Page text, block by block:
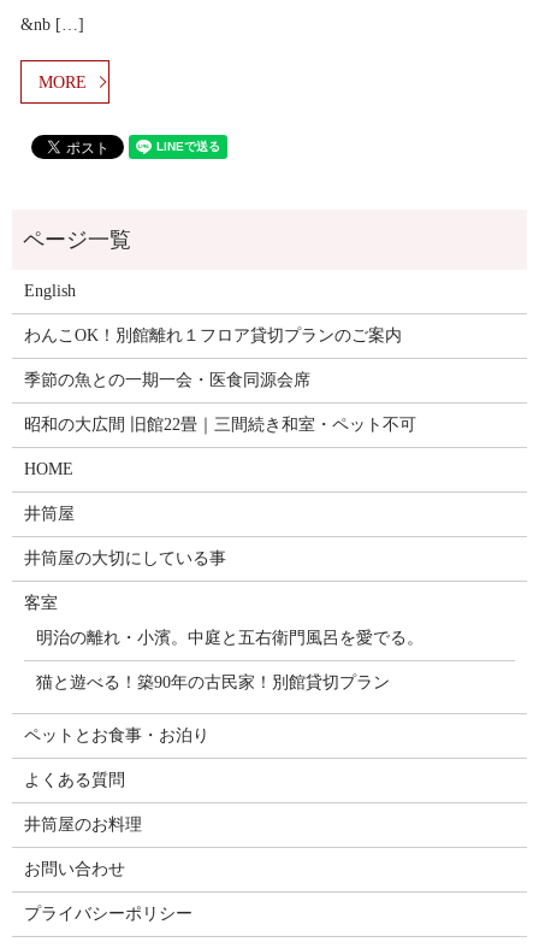
&nb […]
MORE
English
わんこOK！別館離れ１フロア貸切プランのご案内
季節の魚との一期一会・医食同源会席
昭和の大広間 旧館22畳｜三間続き和室・ペット不可
HOME
井筒屋
井筒屋の大切にしている事
客室
明治の離れ・小濱。中庭と五右衛門風呂を愛でる。
猫と遊べる！築90年の古民家！別館貸切プラン
ペットとお食事・お泊り
よくある質問
井筒屋のお料理
お問い合わせ
プライバシーポリシー